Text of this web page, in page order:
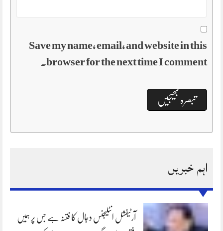
Save my name, email, and website in this
browser for the next time I comment.
اہم خبریں
آرٹیفشل انٹلیجنس دجال کا فتنہ ہے جس پر ہمیں